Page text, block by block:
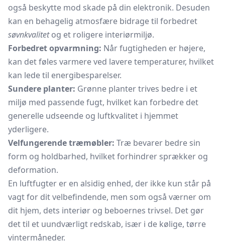
også beskytte mod skade på din elektronik. Desuden
kan en behagelig atmosfære bidrage til forbedret
søvnkvalitetog et roligere interiørmiljø.
Forbedret opvarmning: Når fugtigheden er højere,
kan det føles varmere ved lavere temperaturer, hvilket
kan lede til energibesparelser.
Sundere planter: Grønne planter trives bedre i et
miljø med passende fugt, hvilket kan forbedre det
generelle udseende og luftkvalitet i hjemmet
yderligere.
Velfungerende træmøbler: Træ bevarer bedre sin
form og holdbarhed, hvilket forhindrer sprækker og
deformation.
En luftfugter er en alsidig enhed, der ikke kun står på
vagt for dit velbefindende, men som også værner om
dit hjem, dets interiør og beboernes trivsel. Det gør
det til et uundværligt redskab, især i de kølige, tørre
vintermåneder.